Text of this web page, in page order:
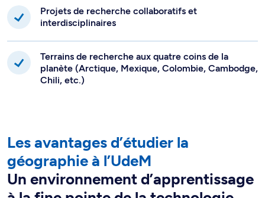
Projets de recherche collaboratifs et
interdisciplinaires
Terrains de recherche aux quatre coins de la
planète (Arctique, Mexique, Colombie, Cambodge,
Chili, etc.)
Les avantages d’étudier la
géographie à l’UdeM
Un environnement d’apprentissage